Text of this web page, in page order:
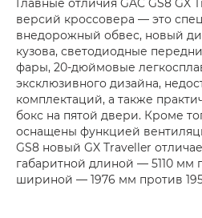
версий кроссовера — это
внедорожный обвес, новый
кузова, светодиодные
фары, 20-дюймовые
эксклюзивного дизайна,
комплектаций, а также
бокс на пятой двери. Кроме
оснащены функцией
GS8 новый GX Traveller
габаритной длиной — 5110
шириной — 1976 мм против